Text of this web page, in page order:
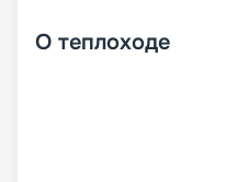
О теплоходе